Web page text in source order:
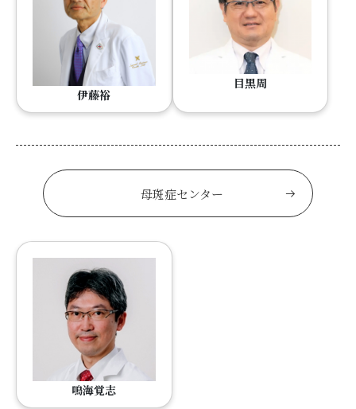
伊藤裕
目黒周
母斑症センター
鳴海覚志